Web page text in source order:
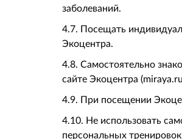
заболеваний.
4.7. Посещать
Экоцентра.
4.8. Самостоятельно
сайте Экоцентра
4.9. При посещении
4.10. Не использовать
персональных